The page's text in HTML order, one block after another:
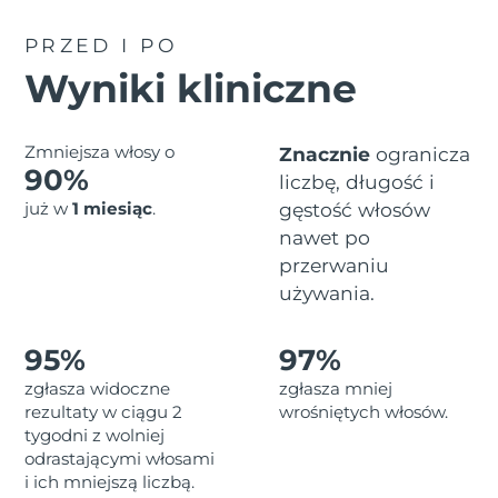
PRZED I PO
Wyniki kliniczne
Zmniejsza włosy o
90%
już w 1 miesiąc.
Znacznie ogranicza
liczbę, długość i
gęstość włosów
nawet po
przerwaniu
używania.
95%
zgłasza widoczne
rezultaty w ciągu 2
tygodni z wolniej
odrastającymi włosami
i ich mniejszą liczbą.
97%
zgłasza mniej
wrośniętych włosów.
For healthy hair
18% PAP
Kosmetyki
Kupuj
Grecja
(Chiny)
8/13/26
Węgry
Oczekiwany czas dostawy
Oczekiwany czas dostawy
Indonezja
Irlandia
Oczekiwany czas dostawy
Wyspa Man